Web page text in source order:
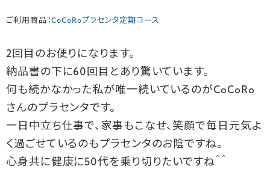
ご利用商品：CoCoRoプラセンタ定期コース
2回目のお便りになります。
納品書の下に60回目とあり驚いています。
何も続かなかった私が唯一続いているのがCoCoRo
さんのプラセンタです。
一日中立ち仕事で、家事もこなせ、笑顔で毎日元気よ
く過ごせているのもプラセンタのお陰ですね。
心身共に健康に50代を乗り切りたいですね＾＾